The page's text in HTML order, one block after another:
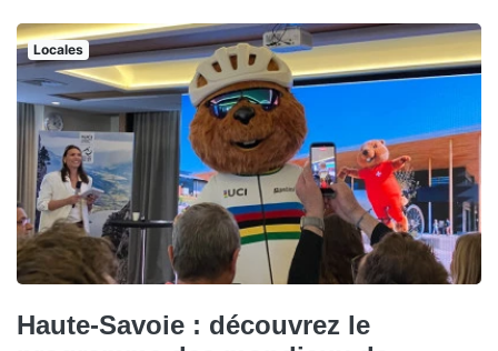
Locales
Haute-Savoie : découvrez le